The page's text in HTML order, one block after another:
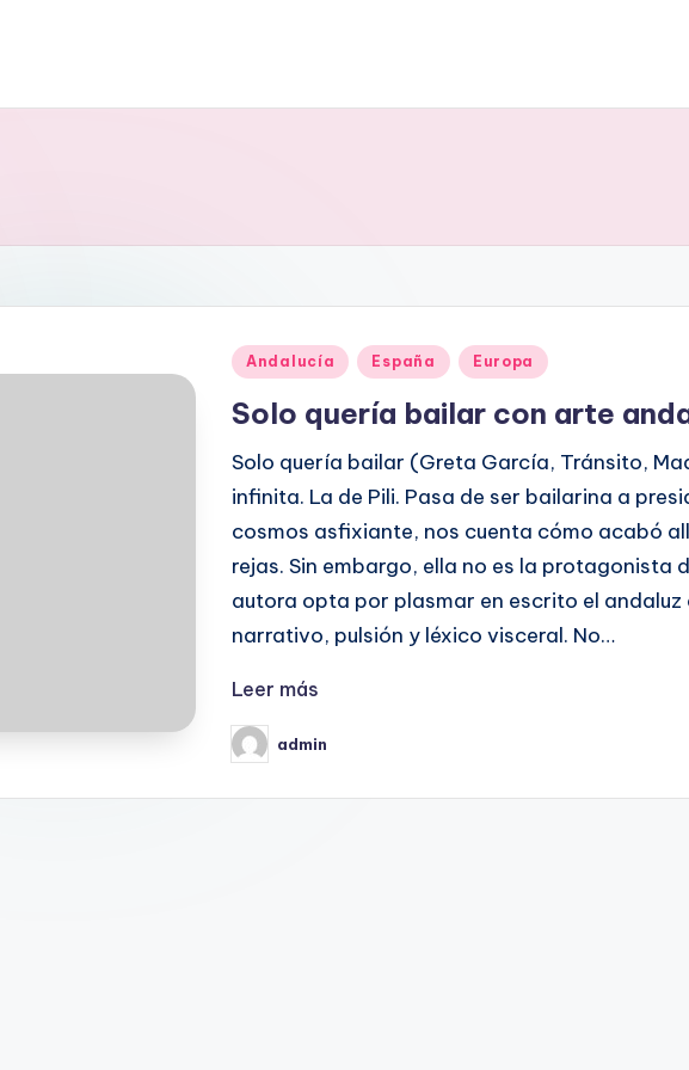
Publicado
Andalucía España Europa
Solo quería bailar con arte
Solo quería bailar (Greta García, Tránsito,
infinita. La de Pili. Pasa de ser bailarina a
cosmos asfixiante, nos cuenta cómo acabó
rejas. Sin embargo, ella no es la protagonista
autora opta por plasmar en escrito el andaluz
narrativo, pulsión y léxico visceral. No…
Leer más
Publicado
por
admin